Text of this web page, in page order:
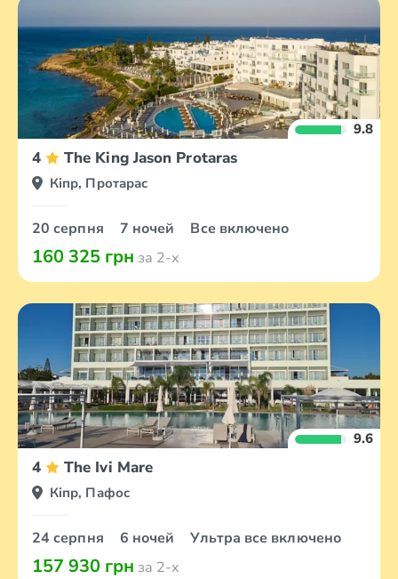
9.8
4 The King Jason Protaras
Кіпр, Протарас
20 серпня 7 ночей Все включено
160 325 грн за 2-х
9.6
4 The Ivi Mare
Кіпр, Пафос
24 серпня 6 ночей Ультра все включено
157 930 грн за 2-х